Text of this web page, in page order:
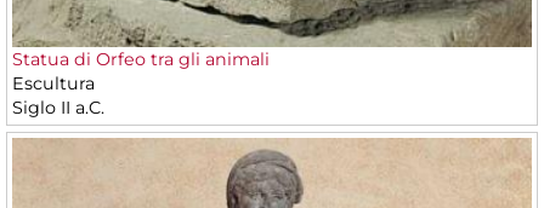
Statua di Orfeo tra gli animali
Escultura
Siglo II a.C.